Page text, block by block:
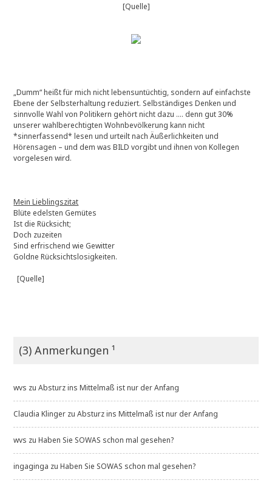
[Quelle]
„Dumm“ heißt für mich nicht lebensuntüchtig, sondern auf einfachste
Ebene der Selbsterhaltung reduziert. Selbständiges Denken und
sinnvolle Wahl von Politikern gehört nicht dazu …. denn gut 30%
unserer wahlberechtigten Wohnbevölkerung kann nicht
*sinnerfassend* lesen und urteilt nach Äußerlichkeiten und
Hörensagen – und dem was BILD vorgibt und ihnen von Kollegen
vorgelesen wird.
Mein Lieblingszitat
Blüte edelsten Gemütes
Ist die Rücksicht;
Doch zuzeiten
Sind erfrischend wie Gewitter
Goldne Rücksichtslosigkeiten.
[Quelle]
(3) Anmerkungen ¹
wvs zuAbsturz ins Mittelmaß ist nur der Anfang
Claudia Klinger zuAbsturz ins Mittelmaß ist nur der Anfang
wvs zuHaben Sie SOWAS schon mal gesehen?
ingaginga zuHaben Sie SOWAS schon mal gesehen?